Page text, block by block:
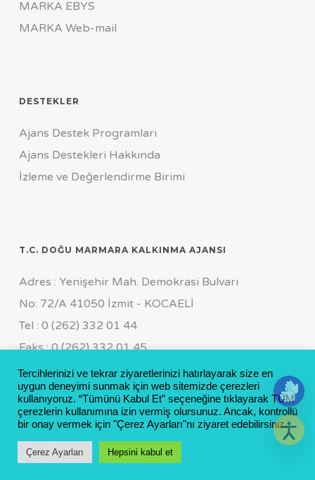
MARKA EBYS
MARKA Web-mail
DESTEKLER
Ajans Destek Programları
Ajans Destekleri Hakkında
İzleme ve Değerlendirme Birimi
T.C. DOĞU MARMARA KALKINMA AJANSI
Adres : Yenişehir Mah. Demokrasi Bulvarı
No: 72/A 41050 İzmit - KOCAELİ
Tel : 0 (262) 332 01 44
Faks : 0 (262) 332 01 45
Genel Sekreterlik Özel Kalem
Tel : 0 (262) 311 19 55 FCT : 0 (533) 169 11 64
E-mail : info@marka.org.tr
Tercihlerinizi ve tekrar ziyaretlerinizi hatırlayarak size en
uygun deneyimi sunmak için web sitemizde çerezleri
kullanıyoruz. “Tümünü Kabul Et” seçeneğine tıklayarak TÜM
çerezlerin kullanımına izin vermiş olursunuz. Ancak, kontrollü
bir onay vermek için "Çerez Ayarları"nı ziyaret edebilirsiniz.
Çerez Ayarları Hepsini kabul et